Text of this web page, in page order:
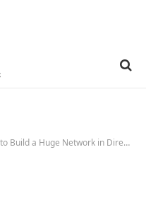
in Direct Selling डायरेक्ट सेल्लिंग में बहुत बड़ा नेटवर्क बनाने का फार्मूला 4D